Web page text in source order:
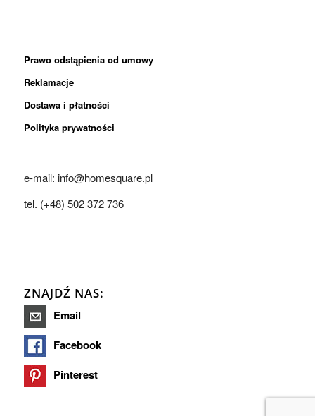
Prawo odstąpienia od umowy
Reklamacje
Dostawa i płatności
Polityka prywatności
e-mail: info@homesquare.pl
tel. (+48) 502 372 736
ZNAJDŹ NAS:
Email
Facebook
Pinterest